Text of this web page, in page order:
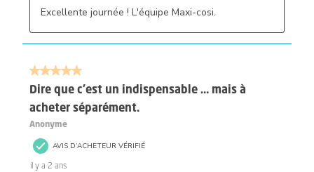
Excellente journée ! L'équipe Maxi-cosi.
5 sur 5 étoiles.
Dire que c’est un indispensable … mais à
acheter séparément.
Anonyme
AVIS D’ACHETEUR VÉRIFIÉ
il y a 2 ans